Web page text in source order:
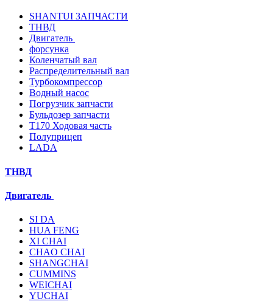
SHANTUI ЗАПЧАСТИ
ТНВД
Двигатель
форсунка
Коленчатый вал
Распределительный вал
Турбокомпрессор
Водный насос
Погрузчик запчасти
Бульдозер запчасти
T170 Ходовая часть
Полуприцеп
LADA
ТНВД
Двигатель
SI DA
HUA FENG
XI CHAI
CHAO CHAI
SHANGCHAI
CUMMINS
WEICHAI
YUCHAI